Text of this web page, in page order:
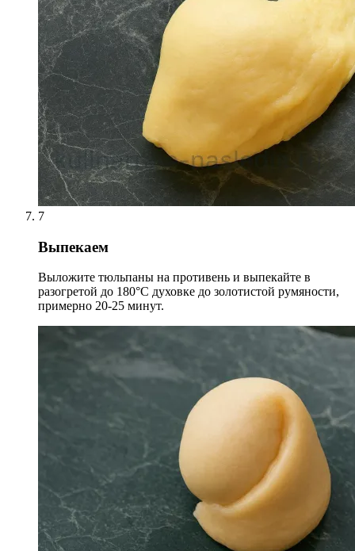
7
Выпекаем
Выложите тюльпаны на противень и выпекайте в
разогретой до 180°C духовке до золотистой румяности,
примерно 20-25 минут.